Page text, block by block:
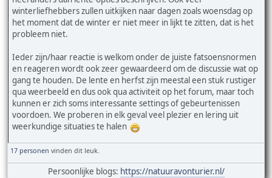
winterliefhebbers zullen uitkijken naar dagen zoals woensdag op
het moment dat de winter er niet meer in lijkt te zitten, dat is het
probleem niet.
Ieder zijn/haar reactie is welkom onder de juiste fatsoensnormen
en reageren wordt ook zeer gewaardeerd om de discussie wat op
gang te houden. De lente en herfst zijn meestal een stuk rustiger
qua weerbeeld en dus ook qua activiteit op het forum, maar toch
kunnen er zich soms interessante settings of gebeurtenissen
voordoen. We proberen in elk geval veel plezier en lering uit
weerkundige situaties te halen
17 personen vinden dit leuk.
Persoonlijke blogs: https://natuuravonturier.nl/